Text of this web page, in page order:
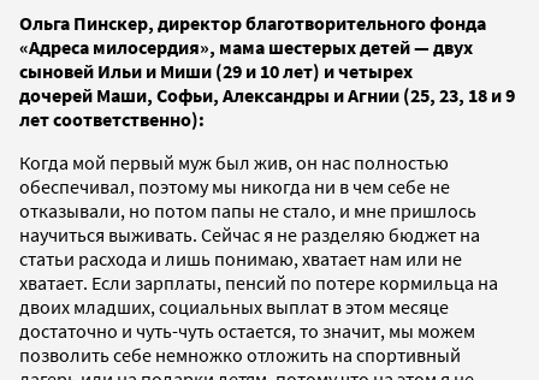
Ольга Пинскер, директор благотворительного фонда
«Адреса милосердия», мама шестерых детей — двух
сыновей Ильи и Миши (29 и 10 лет) и четырех
дочерей Маши, Софьи, Александры и Агнии (25, 23, 18 и 9
лет соответственно):
Когда мой первый муж был жив, он нас полностью
обеспечивал, поэтому мы никогда ни в чем себе не
отказывали, но потом папы не стало, и мне пришлось
научиться выживать. Сейчас я не разделяю бюджет на
статьи расхода и лишь понимаю, хватает нам или не
хватает. Если зарплаты, пенсий по потере кормильца на
двоих младших, социальных выплат в этом месяце
достаточно и чуть-чуть остается, то значит, мы можем
позволить себе немножко отложить на спортивный